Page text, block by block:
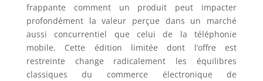
frappante comment un produit peut impacter
profondément la valeur perçue dans un marché
aussi concurrentiel que celui de la téléphonie
mobile. Cette édition limitée dont l’offre est
restreinte change radicalement les équilibres
classiques du commerce électronique de